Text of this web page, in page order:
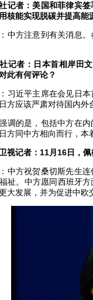
记者：美国和菲律宾
核能实现脱碳并提高能
中方注意到有关消息
记者：日本首相岸田
此有何评论？
习近平主席在会见日
方应该严肃对待国内外
调的是，包括中方在
方同中方相向而行，本
视记者：11月16日，
中方祝贺桑切斯先生
祉。中方愿同西班牙
大发展，并为促进中欧